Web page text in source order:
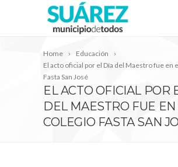
Home
Educación
El acto oficial por el Día del Maestro fue en
Fasta San José
EL ACTO OFICIAL POR
DEL MAESTRO FUE EN
COLEGIO FASTA SAN